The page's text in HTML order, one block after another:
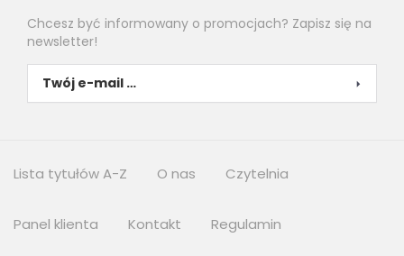
Chcesz być informowany o promocjach? Zapisz się na
newsletter!
Lista tytułów A-Z O nas Czytelnia
Panel klienta Kontakt Regulamin